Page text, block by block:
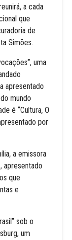
a cada
que
de
Simões.
uma
apresentado
mundo
é “Cultura, O
por
a emissora
apresentado
que
e
sob o
um